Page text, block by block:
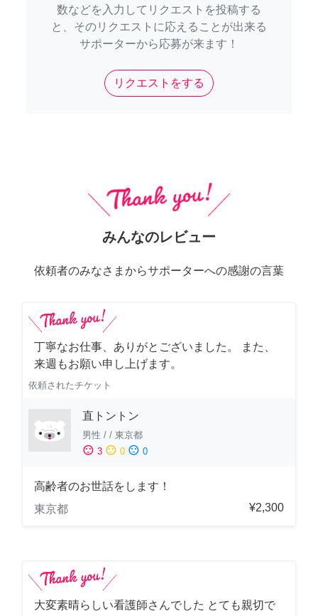
数などを入力してリクエストを投稿する
と、そのリクエストに応えることが出来る
サポーターから応募が来ます！
リクエストをする
みんなのレビュー
依頼者のみなさまからサポーターへの感謝の言葉
丁寧なお仕事、ありがとございました。 また、
来週もお願い申し上げます。
依頼されたチケット
直トントン
男性 / / 東京都
sentiment_satisfied 3 sentiment_neutral 0 sentiment_dissatisfied 0
高齢者のお世話をします！
東京都
¥2,300
大変素晴らしい看護師さんでした とても親切で